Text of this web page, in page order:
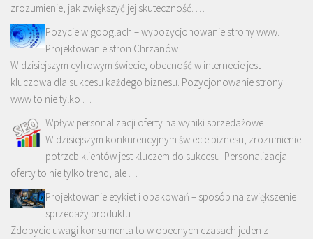
zrozumienie, jak zwiększyć jej skuteczność. …
Pozycje w googlach – wypozycjonowanie strony www.
Projektowanie stron Chrzanów
W dzisiejszym cyfrowym świecie, obecność w internecie jest
kluczowa dla sukcesu każdego biznesu. Pozycjonowanie strony
www to nie tylko …
Wpływ personalizacji oferty na wyniki sprzedażowe
W dzisiejszym konkurencyjnym świecie biznesu, zrozumienie
potrzeb klientów jest kluczem do sukcesu. Personalizacja
oferty to nie tylko trend, ale …
Projektowanie etykiet i opakowań – sposób na zwiększenie
sprzedaży produktu
Zdobycie uwagi konsumenta to w obecnych czasach jeden z